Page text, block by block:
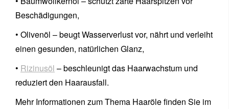
Beschädigungen,
• Olivenöl – beugt Wasserverlust vor, nährt und verleiht
einen gesunden, natürlichen Glanz,
• Rizinusöl – beschleunigt das Haarwachstum und
reduziert den Haarausfall.
Mehr Informationen zum Thema Haaröle finden Sie im